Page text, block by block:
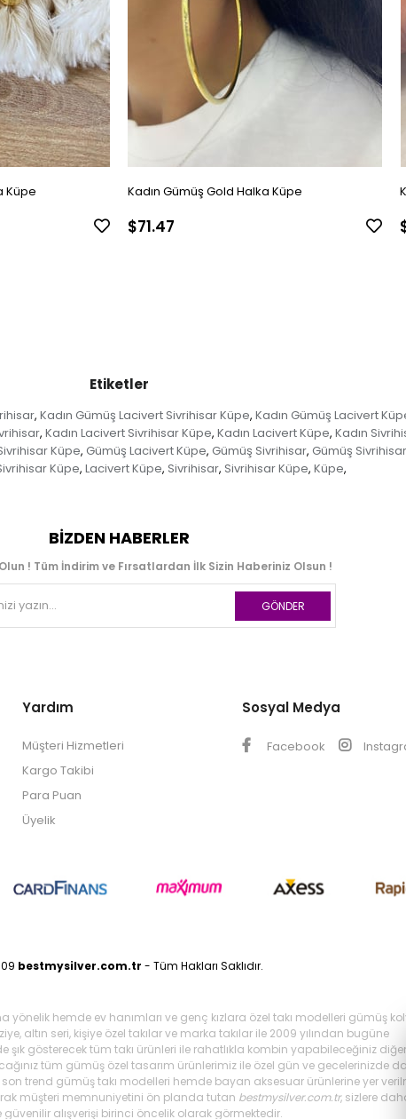
Küpe Kadın Gümüş Gold Halka Küpe
$71.47
Etiketler
, Kadın Gümüş Lacivert Sivrihisar Küpe, Kadın Gümüş Lacivert
, Kadın Lacivert Sivrihisar Küpe, Kadın Lacivert Küpe, Kadın
Küpe, Gümüş Lacivert Küpe, Gümüş Sivrihisar, Gümüş
Küpe, Lacivert Küpe, Sivrihisar, Sivrihisar Küpe, Küpe,
BIZDEN HABERLER
! Tüm İndirim ve Fırsatlardan İlk Sizin Haberiniz Olsun !
GÖNDER
Yardım
Müşteri Hizmetleri
Kargo Takibi
Para Puan
Üyelik
Sosyal Medya
Facebook
bestmysilver.com.tr - Tüm Hakları Saklıdır.
yönelik hemde ev hanımları ve genç kızlara özel takı modelleri gümüş
altın seri, kişiye özel takılar ve marka takılar ile 2009 yılından bugüne
gösterecek tüm takı ürünleri ile rahatlıkla kombin yapabileceğiniz diğer
tüm gümüş özel tasarım ürünlerimiz ile özel gün ve gecelerinizde
trend gümüş takı modelleri hemde bayan aksesuar ürünlerine yer
müşteri memnuniyetini ön planda tutan bestmysilver.com.tr, sizlere
güvenilir alışverişi birinci öncelik olarak görmektedir.